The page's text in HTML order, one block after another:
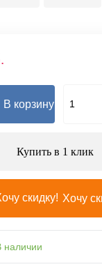
В корзину
Купить в 1 клик
Хочу
наличии